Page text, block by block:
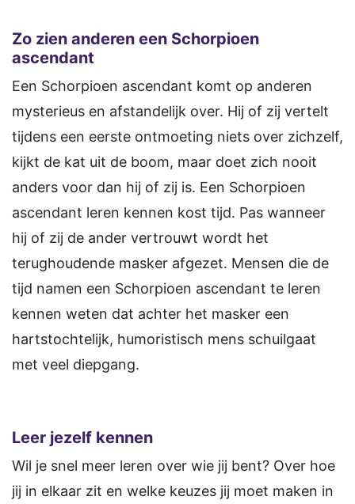
Zo zien anderen een Schorpioen
ascendant
Een Schorpioen ascendant komt op anderen
mysterieus en afstandelijk over. Hij of zij vertelt
tijdens een eerste ontmoeting niets over zichzelf,
kijkt de kat uit de boom, maar doet zich nooit
anders voor dan hij of zij is. Een Schorpioen
ascendant leren kennen kost tijd. Pas wanneer
hij of zij de ander vertrouwt wordt het
terughoudende masker afgezet. Mensen die de
tijd namen een Schorpioen ascendant te leren
kennen weten dat achter het masker een
hartstochtelijk, humoristisch mens schuilgaat
met veel diepgang.
Leer jezelf kennen
Wil je snel meer leren over wie jij bent? Over hoe
jij in elkaar zit en welke keuzes jij moet maken in